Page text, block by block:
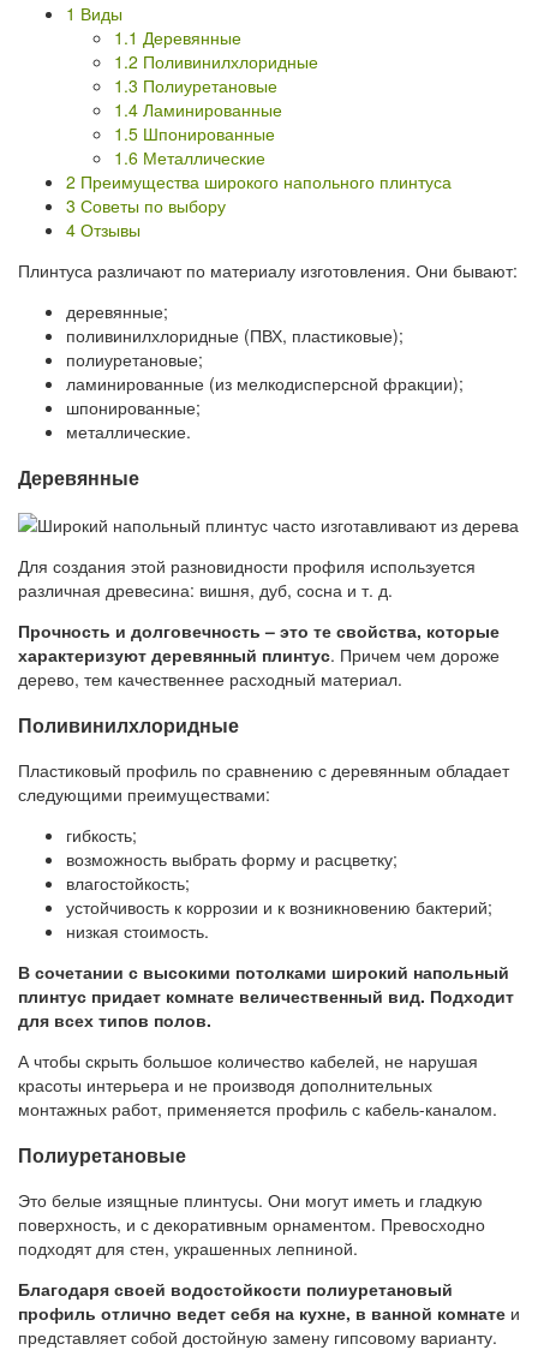
1 Виды
1.1 Деревянные
1.2 Поливинилхлоридные
1.3 Полиуретановые
1.4 Ламинированные
1.5 Шпонированные
1.6 Металлические
2 Преимущества широкого напольного плинтуса
3 Советы по выбору
4 Отзывы
Плинтуса различают по материалу изготовления. Они бывают:
деревянные;
поливинилхлоридные (ПВХ, пластиковые);
полиуретановые;
ламинированные (из мелкодисперсной фракции);
шпонированные;
металлические.
Деревянные
Для создания этой разновидности профиля используется
различная древесина: вишня, дуб, сосна и т. д.
Прочность и долговечность – это те свойства, которые
характеризуют деревянный плинтус. Причем чем дороже
дерево, тем качественнее расходный материал.
Поливинилхлоридные
Пластиковый профиль по сравнению с деревянным обладает
следующими преимуществами:
гибкость;
возможность выбрать форму и расцветку;
влагостойкость;
устойчивость к коррозии и к возникновению бактерий;
низкая стоимость.
В сочетании с высокими потолками широкий напольный
плинтус придает комнате величественный вид. Подходит
для всех типов полов.
А чтобы скрыть большое количество кабелей, не нарушая
красоты интерьера и не производя дополнительных
монтажных работ, применяется профиль с кабель-каналом.
Полиуретановые
Это белые изящные плинтусы. Они могут иметь и гладкую
поверхность, и с декоративным орнаментом. Превосходно
подходят для стен, украшенных лепниной.
Благодаря своей водостойкости полиуретановый
профиль отлично ведет себя на кухне, в ванной комнате и
представляет собой достойную замену гипсовому варианту.